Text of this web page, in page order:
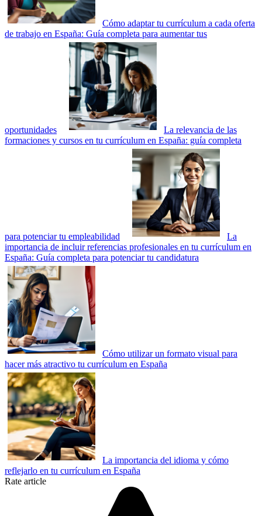
Cómo adaptar tu currículum a cada oferta
de trabajo en España: Guía completa para aumentar tus
oportunidades
La relevancia de las
formaciones y cursos en tu currículum en España: guía completa
para potenciar tu empleabilidad
La
importancia de incluir referencias profesionales en tu currículum en
España: Guía completa para potenciar tu candidatura
Cómo utilizar un formato visual para
hacer más atractivo tu currículum en España
La importancia del idioma y cómo
reflejarlo en tu currículum en España
Rate article